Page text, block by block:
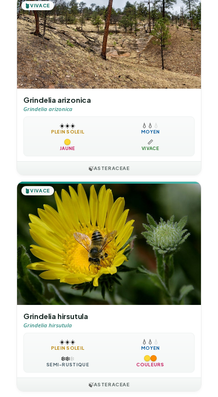
🪴VIVACE
Grindelia arizonica
Grindelia arizonica
☀️☀️☀️
PLEIN SOLEIL
💧 💧 💧
MOYEN
JAUNE
📏
VIVACE
🍃ASTERACEAE
🪴VIVACE
Grindelia hirsutula
Grindelia hirsutula
☀️☀️☀️
PLEIN SOLEIL
💧 💧 💧
MOYEN
❄️❄️❄️
SEMI-RUSTIQUE COULEURS
🍃ASTERACEAE